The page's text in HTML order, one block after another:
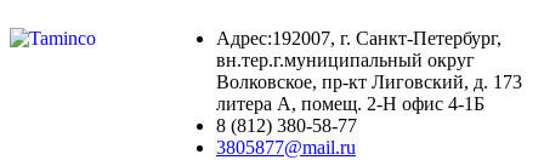
Адрес:192007, г. Санкт-Петербург,
вн.тер.г.муниципальный округ
Волковское, пр-кт Лиговский, д. 173
литера А, помещ. 2-Н офис 4-1Б
8 (812) 380-58-77
3805877@mail.ru